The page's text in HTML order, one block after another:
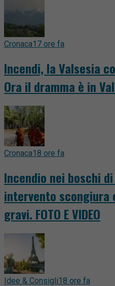
Cronaca17 ore fa
Incendi, la Valsesia
Ora il dramma è in
Cronaca18 ore fa
Incendio nei boschi
intervento scongiura
gravi. FOTO E VIDEO
Idee & Consigli18 ore fa